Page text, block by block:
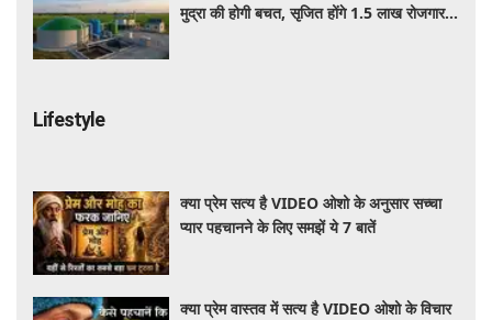
मुद्रा की होगी बचत, सृजित होंगे 1.5 लाख रोजगार:
Lifestyle
क्या प्रेम सत्य है VIDEO ओशो के अनुसार सच्चा
प्यार पहचानने के लिए समझें ये 7 बातें
क्या प्रेम वास्तव में सत्य है VIDEO ओशो के विचार